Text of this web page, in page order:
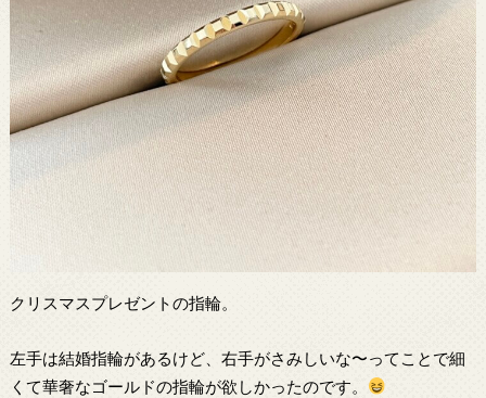
クリスマスプレゼントの指輪。
左手は結婚指輪があるけど、右手がさみしいな〜ってことで細
くて華奢なゴールドの指輪が欲しかったのです。